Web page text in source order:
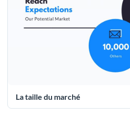
La taille du marché